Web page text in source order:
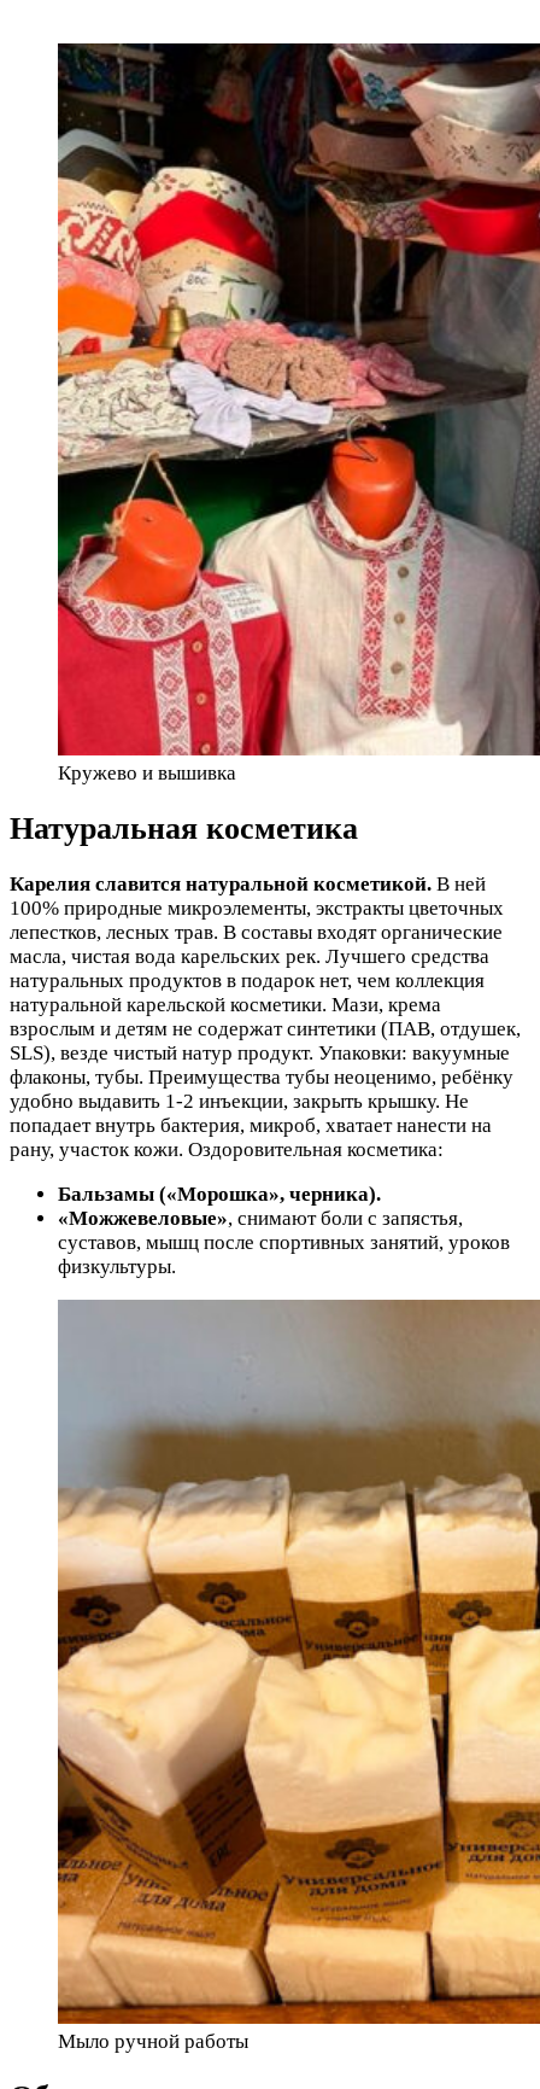
Кружево и вышивка
Натуральная косметика
Карелия славится натуральной косметикой. В ней
100% природные микроэлементы, экстракты цветочных
лепестков, лесных трав. В составы входят органические
масла, чистая вода карельских рек. Лучшего средства
натуральных продуктов в подарок нет, чем коллекция
натуральной карельской косметики. Мази, крема
взрослым и детям не содержат синтетики (ПАВ, отдушек,
SLS), везде чистый натур продукт. Упаковки: вакуумные
флаконы, тубы. Преимущества тубы неоценимо, ребёнку
удобно выдавить 1-2 инъекции, закрыть крышку. Не
попадает внутрь бактерия, микроб, хватает нанести на
рану, участок кожи. Оздоровительная косметика:
Бальзамы («Морошка», черника).
«Можжевеловые», снимают боли с запястья,
суставов, мышц после спортивных занятий, уроков
физкультуры.
Мыло ручной работы